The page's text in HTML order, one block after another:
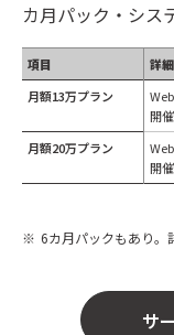
カ月パック・シス
項目
詳細
月額13万プラン
開
月額20万プラン
開
6カ月パックもあり。
サ